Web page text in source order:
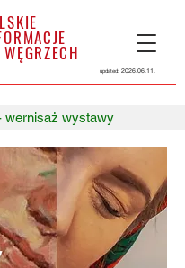
updated: 2026.06.11.
wernisaż wystawy